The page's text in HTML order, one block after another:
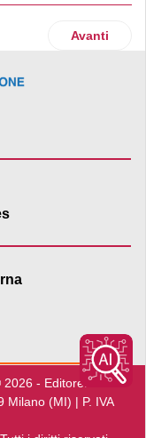
Articolo
Avanti
2026 - Editore:Edra
Milano (MI) | P. IVA